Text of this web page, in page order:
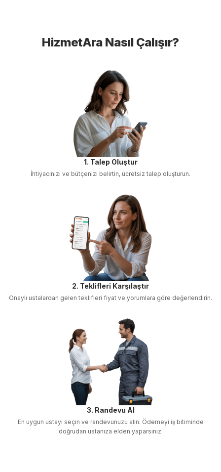
HizmetAra Nasıl Çalışır?
1. Talep Oluştur
İhtiyacınızı ve bütçenizi belirtin, ücretsiz talep oluşturun.
2. Teklifleri Karşılaştır
Onaylı ustalardan gelen teklifleri fiyat ve yorumlara göre değerlendirin.
3. Randevu Al
En uygun ustayı seçin ve randevunuzu alın. Ödemeyi iş bitiminde
doğrudan ustanıza elden yaparsınız.